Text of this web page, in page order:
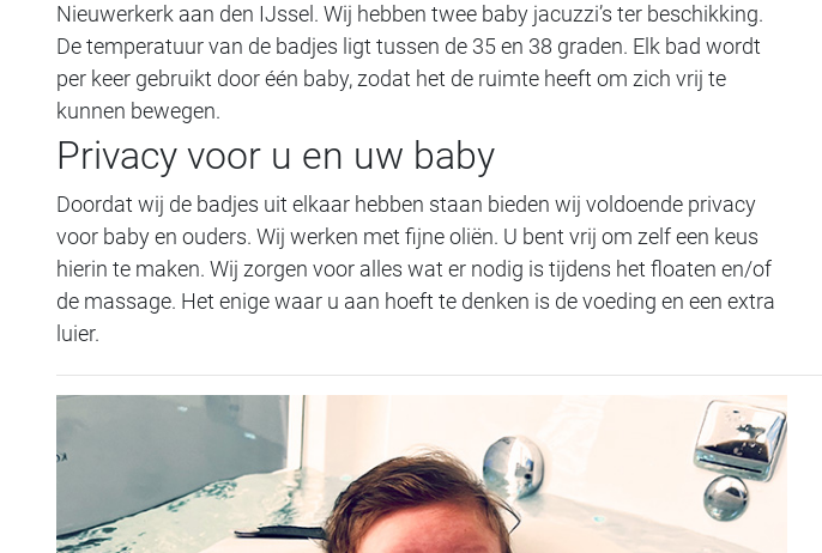
Nieuwerkerk aan den IJssel. Wij hebben twee baby jacuzzi’s ter beschikking.
De temperatuur van de badjes ligt tussen de 35 en 38 graden. Elk bad wordt
per keer gebruikt door één baby, zodat het de ruimte heeft om zich vrij te
kunnen bewegen.
Privacy voor u en uw baby
Doordat wij de badjes uit elkaar hebben staan bieden wij voldoende privacy
voor baby en ouders. Wij werken met fijne oliën. U bent vrij om zelf een keus
hierin te maken. Wij zorgen voor alles wat er nodig is tijdens het floaten en/of
de massage. Het enige waar u aan hoeft te denken is de voeding en een extra
luier.